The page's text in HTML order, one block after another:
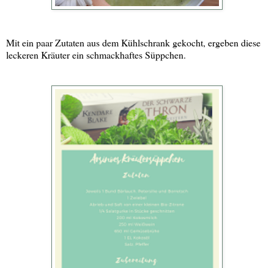
Mit ein paar Zutaten aus dem Kühlschrank gekocht, ergeben diese
leckeren Kräuter ein schmackhaftes Süppchen.